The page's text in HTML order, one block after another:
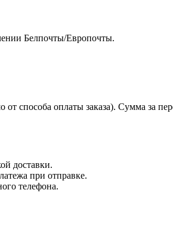
Белпочты/Европочты.
способа оплаты заказа). Сумма за
доставки.
при отправке.
телефона.